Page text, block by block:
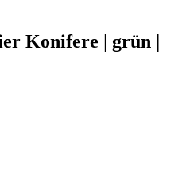
Konifere | grün |